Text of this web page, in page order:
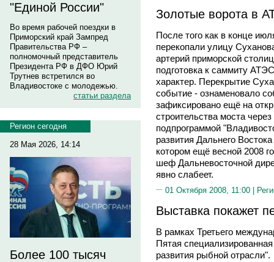
"Единой России"
Во время рабочей поездки в
Приморский край Зампред
Правительства РФ –
полномочный представитель
Президента РФ в ДФО Юрий
Трутнев встретился во
Владивостоке с молодежью.
статьи раздела
Регион сегодня
28 Мая 2026, 14:14
Более 100 тысяч
Золотые ворота в
После того как в конце
перекопали улицу
артерий приморской
подготовка к саммиту
характер. Перекрытие
событие - ознаменовало
зафиксировано ещё на
строительства моста
подпрограммой
развития Дальнего
котором ещё весной 2008
шеф Дальневосточной
явно слабеет.
01 Октября 2008, 11:00 |
Выставка покажет
В рамках Третьего
Пятая
развития рыбной отрасли".